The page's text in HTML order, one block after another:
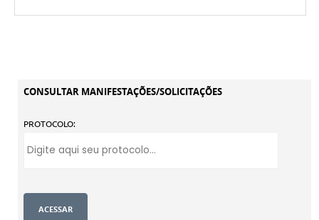
CONSULTAR MANIFESTAÇÕES/SOLICITAÇÕES
PROTOCOLO: